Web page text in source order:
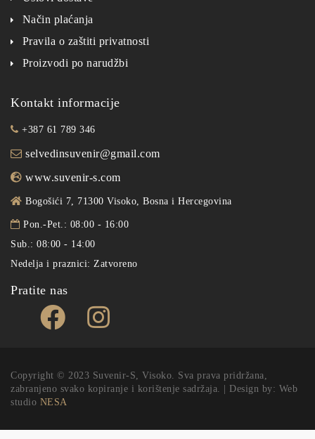
Način plaćanja
Pravila o zaštiti privatnosti
Proizvodi po narudžbi
Kontakt informacije
+387 61 789 346
selvedinsuvenir@gmail.com
www.suvenir-s.com
Bogošići 7, 71300 Visoko, Bosna i Hercegovina
Pon.-Pet.: 08:00 - 16:00
Sub.: 08:00 - 14:00
Nedelja i praznici: Zatvoreno
Pratite nas
Copyright © 2023 Suvenir-S, Visoko. Sva prava pridržana,
zabranjeno svako kopiranje i korištenje sadržaja. | Design by: Web
studio NESA